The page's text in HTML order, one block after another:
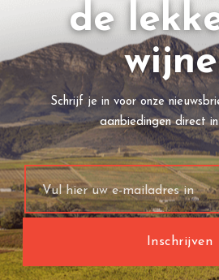
de
Schrijf je in voor onze
aanbiedingen direct